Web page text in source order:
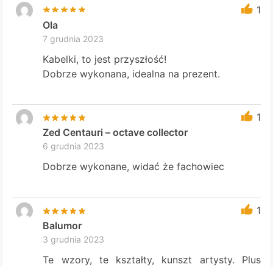
1
Ola
7 grudnia 2023
Kabelki, to jest przyszłość!
Dobrze wykonana, idealna na prezent.
1
Zed Centauri – octave collector
6 grudnia 2023
Dobrze wykonane, widać że fachowiec
1
Balumor
3 grudnia 2023
Te wzory, te kształty, kunszt artysty. Plus